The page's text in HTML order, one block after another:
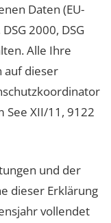
Daten (EU-
2000, DSG
Alle Ihre
auf dieser
See XII/11, 9122
und der
dieser Erklärung
vollendet